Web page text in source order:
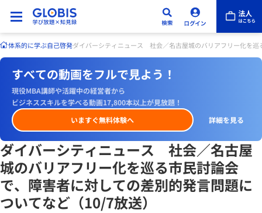
体系的に学ぶ自己啓発ダイバーシティニュース 社会／名古屋城のバリアフリー化を
すべての動画をフルで見よう！
現役MBA講師や活躍中の経営者から
ビジネススキルを学べる動画17,800本以上が見放題！
いますぐ無料体験へ
詳細を見る
ダイバーシティニュース 社会／名古屋
城のバリアフリー化を巡る市民討論会
で、障害者に対しての差別的発言問題に
ついてなど（10/7放送）